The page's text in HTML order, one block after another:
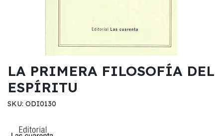
LA PRIMERA FILOSOFÍA DEL
ESPÍRITU
SKU: ODI0130